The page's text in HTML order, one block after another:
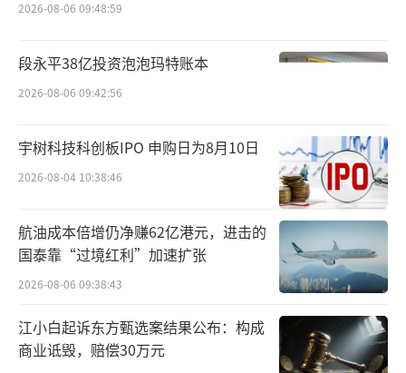
2026-08-06 09:48:59
段永平38亿投资泡泡玛特账本
2026-08-06 09:42:56
宇树科技科创板IPO 申购日为8月10日
2026-08-04 10:38:46
航油成本倍增仍净赚62亿港元，进击的
国泰靠“过境红利”加速扩张
2026-08-06 09:38:43
江小白起诉东方甄选案结果公布：构成
商业诋毁，赔偿30万元